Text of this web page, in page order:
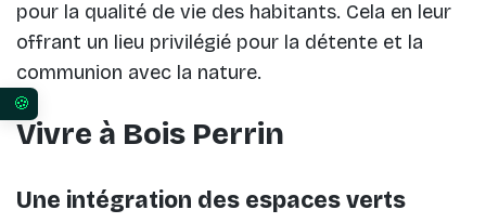
pour la qualité de vie des habitants. Cela en leur
offrant un lieu privilégié pour la détente et la
communion avec la nature.
Vivre à Bois Perrin
Une intégration des espaces verts
Vos préférences en matière de consentement